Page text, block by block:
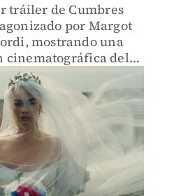
tráiler de Cumbres
por Margot
mostrando una
cinematográfica del